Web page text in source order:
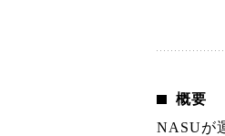
概要
NASUが